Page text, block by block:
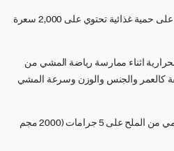
*تعتمد القيمة الغذائية اليومية (DV) على حمية غذائية تحتوي على 2,000 سعرة
اثناء ممارسة رياضة المشي من
كالعمر والجنس والوزن وسرعة المشي
*يُوصى بألا يزيد استهلاك الفرد اليومي من الملح على 5 جرامات (2000 مجم